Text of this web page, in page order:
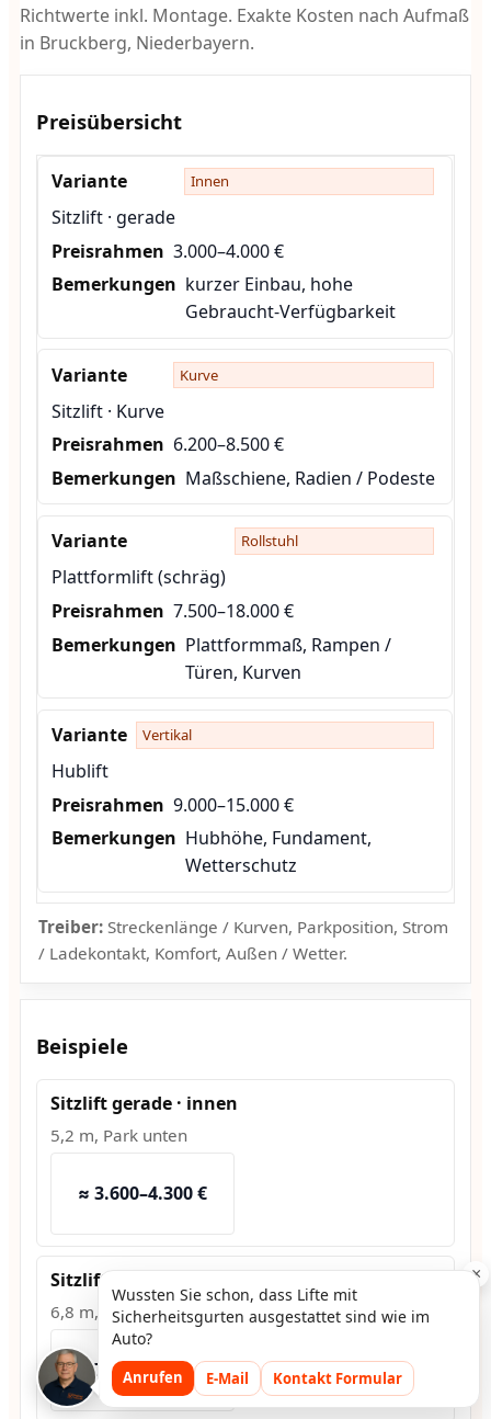
Richtwerte inkl. Montage. Exakte Kosten nach Aufmaß
in Bruckberg, Niederbayern.
Preisübersicht
Innen
Sitzlift · gerade
3.000–4.000 €
kurzer Einbau, hohe
Gebraucht-Verfügbarkeit
Kurve
Sitzlift · Kurve
6.200–8.500 €
Maßschiene, Radien / Podeste
Rollstuhl
Plattformlift (schräg)
7.500–18.000 €
Plattformmaß, Rampen /
Türen, Kurven
Vertikal
Hublift
9.000–15.000 €
Hubhöhe, Fundament,
Wetterschutz
Treiber:Streckenlänge / Kurven, Parkposition, Strom
/ Ladekontakt, Komfort, Außen / Wetter.
Beispiele
Sitzlift gerade · innen
5,2 m, Park unten
≈ 3.600–4.300 €
Sitzlift Kurve · innen
6,8 m, 2 Kurven
≈ 7.500–9.200 €
×
Wussten Sie schon, dass Lifte mit
Sicherheitsgurten ausgestattet sind wie im
Auto?
Anrufen E-Mail Kontakt Formular